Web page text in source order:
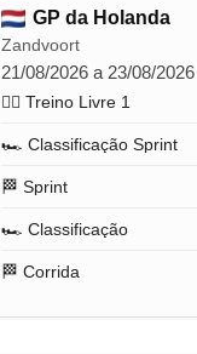
GP da Holanda
Zandvoort
21/08/2026 a 23/08/2026
🏋️‍♂️ Treino Livre 1
🏎️ Classificação Sprint
🏁 Sprint
🏎️ Classificação
🏁 Corrida